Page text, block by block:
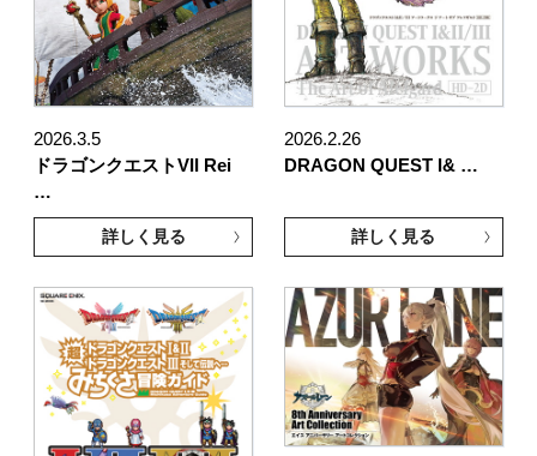
2026.3.5
ドラゴンクエストVII Rei
…
詳しく見る
2026.2.26
DRAGON QUEST I& …
詳しく見る